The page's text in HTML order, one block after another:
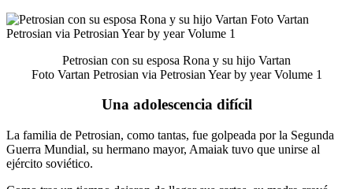
Petrosian con su esposa Rona y su hijo Vartan
Foto Vartan Petrosian via Petrosian Year by year Volume 1
Una adolescencia difícil
La familia de Petrosian, como tantas, fue golpeada por la Segunda
Guerra Mundial, su hermano mayor, Amaiak tuvo que unirse al
ejército soviético.